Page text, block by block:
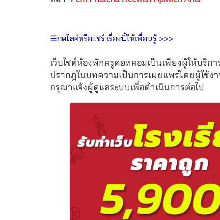
☰กดไลค์หรือแชร์ เรื่องนี้ให้เพื่อนรู้ >>>
เว็บไซต์ห้องพักครูดอทคอมเป็นเพียงผู้ให้บริ
ปรากฏในบทความเป็นการเผยแพร่โดยผู้ใช้ง
กรุณาแจ้งผู้ดูแลระบบเพื่อดำเนินการต่อไป